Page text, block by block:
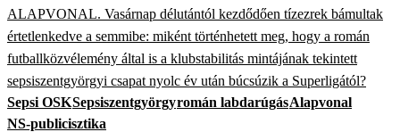
ALAPVONAL. Vasárnap délutántól kezdődően tízezrek bámultak
értetlenkedve a semmibe: miként történhetett meg, hogy a román
futballközvélemény által is a klubstabilitás mintájának tekintett
sepsiszentgyörgyi csapat nyolc év után búcsúzik a Superligától?
Sepsi OSKSepsiszentgyörgyromán labdarúgásAlapvonal
NS-publicisztika